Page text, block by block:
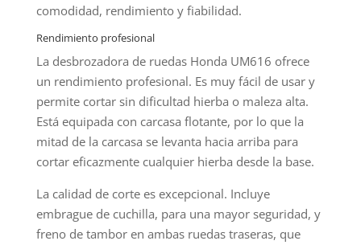
comodidad, rendimiento y fiabilidad.
Rendimiento profesional
La desbrozadora de ruedas Honda UM616 ofrece
un rendimiento profesional. Es muy fácil de usar y
permite cortar sin dificultad hierba o maleza alta.
Está equipada con carcasa flotante, por lo que la
mitad de la carcasa se levanta hacia arriba para
cortar eficazmente cualquier hierba desde la base.
La calidad de corte es excepcional. Incluye
embrague de cuchilla, para una mayor seguridad, y
freno de tambor en ambas ruedas traseras, que